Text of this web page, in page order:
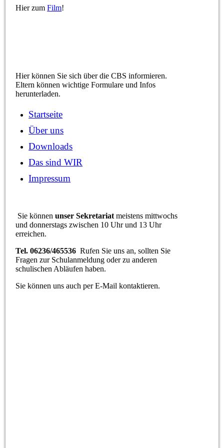
Hier zumFilm!
Hier können Sie sich über die CBS informieren.
Eltern können wichtige Formulare und Infos
herunterladen.
Startseite
Über uns
Downloads
Das sind WIR
Impressum
Sie könnenunser Sekretariat meistens mittwochs
und donnerstags zwischen 10 Uhr und 13 Uhr
erreichen.
Tel. 06236/465536 Rufen Sie uns an, sollten Sie
Fragen zur Schulanmeldung oder zu anderen
schulischen Abläufen haben.
Sie können uns auch per E-Mail kontaktieren.